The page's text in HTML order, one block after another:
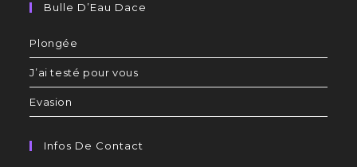
Bulle D’Eau Dace
Plongée
J’ai testé pour vous
Evasion
Infos De Contact